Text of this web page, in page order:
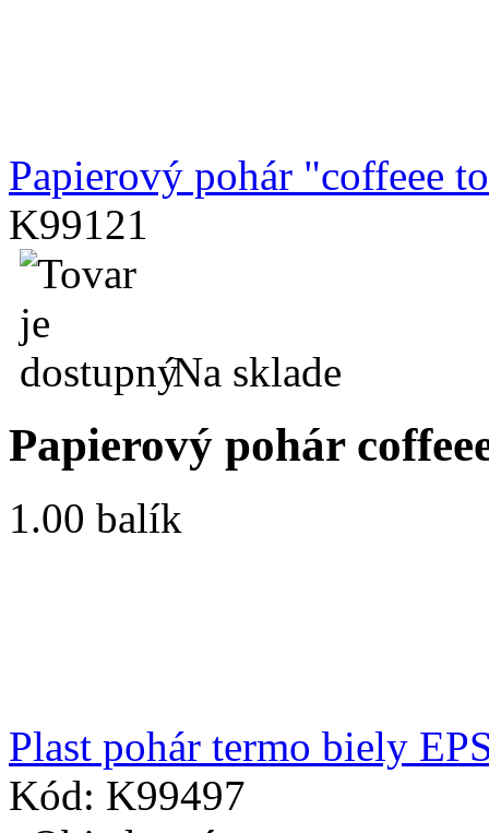
Papierový pohár "coffeee
K99121
Na sklade
Papierový pohár
1.00 balík
Plast pohár termo biely
Kód: K99497